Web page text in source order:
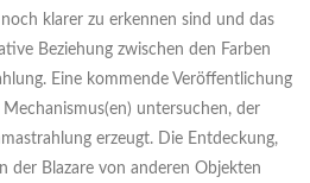
klarer zu erkennen sind und das
Beziehung zwischen den Farben
Eine kommende Veröffentlichung
untersuchen, der
erzeugt. Die Entdeckung,
der Blazare von anderen Objekten